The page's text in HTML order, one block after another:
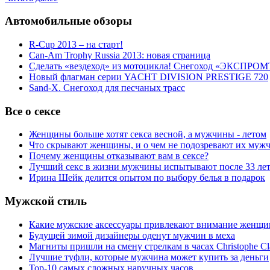
Автомобильные обзоры
R-Cup 2013 – на старт!
Can-Am Trophy Russia 2013: новая страница
Сделать «вездеход» из мотоцикла! Снегоход
Новый флагман серии YACHT DIVISION PRESTIGE 720
Sand-X. Снегоход для песчаных трасс
Все о сексе
Женщины больше хотят секса весной, а мужчины - летом
Что скрывают женщины, и о чем не подозревают их
Почему женщины отказывают вам в сексе?
Лучший секс в жизни мужчины испытывают после 33 лет
Ирина Шейк делится опытом по выбору белья в подарок
Мужской стиль
Какие мужские аксессуары привлекают внимание
Будущей зимой дизайнеры оденут мужчин в меха
Магниты пришли на смену стрелкам в часах Christophe
Лучшие туфли, которые мужчина может купить за деньги
Top-10 самых сложных наручных часов